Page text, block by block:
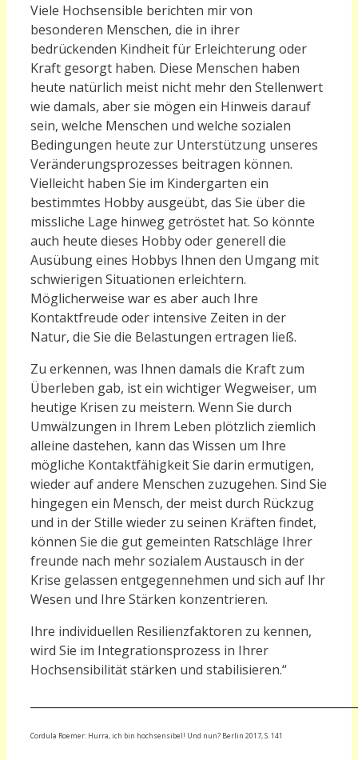
Viele Hochsensible berichten mir von
besonderen Menschen, die in ihrer
bedrückenden Kindheit für Erleichterung oder
Kraft gesorgt haben. Diese Menschen haben
heute natürlich meist nicht mehr den Stellenwert
wie damals, aber sie mögen ein Hinweis darauf
sein, welche Menschen und welche sozialen
Bedingungen heute zur Unterstützung unseres
Veränderungsprozesses beitragen können.
Vielleicht haben Sie im Kindergarten ein
bestimmtes Hobby ausgeübt, das Sie über die
missliche Lage hinweg getröstet hat. So könnte
auch heute dieses Hobby oder generell die
Ausübung eines Hobbys Ihnen den Umgang mit
schwierigen Situationen erleichtern.
Möglicherweise war es aber auch Ihre
Kontaktfreude oder intensive Zeiten in der
Natur, die Sie die Belastungen ertragen ließ.
Zu erkennen, was Ihnen damals die Kraft zum
Überleben gab, ist ein wichtiger Wegweiser, um
heutige Krisen zu meistern. Wenn Sie durch
Umwälzungen in Ihrem Leben plötzlich ziemlich
alleine dastehen, kann das Wissen um Ihre
mögliche Kontaktfähigkeit Sie darin ermutigen,
wieder auf andere Menschen zuzugehen. Sind Sie
hingegen ein Mensch, der meist durch Rückzug
und in der Stille wieder zu seinen Kräften findet,
können Sie die gut gemeinten Ratschläge Ihrer
freunde nach mehr sozialem Austausch in der
Krise gelassen entgegennehmen und sich auf Ihr
Wesen und Ihre Stärken konzentrieren.
Ihre individuellen Resilienzfaktoren zu kennen,
wird Sie im Integrationsprozess in Ihrer
Hochsensibilität stärken und stabilisieren.“
Cordula Roemer: Hurra, ich bin hochsensibel! Und nun? Berlin 2017, S. 141